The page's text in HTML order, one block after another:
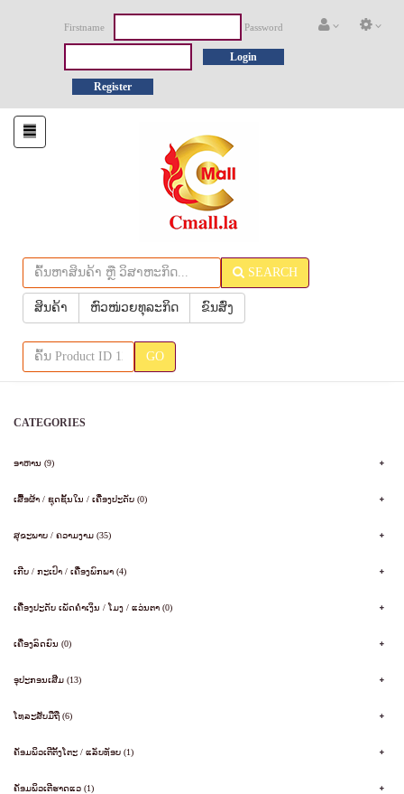
Firstname Password
Login
Register
Toggle
navigation
SEARCH
ສິນຄ້າ ຫົວໜ່ວຍທຸລະກິດ ຂົນສົ່ງ
GO
CATEGORIES
ອາຫານ (9)
ເສື້ອຜ້າ / ຊຸດຊັ້ນໃນ / ເຄື່ອງປະດັບ (0)
ສຸຂະພາບ / ຄວາມງາມ (35)
ເກີບ / ກະເປົາ / ເຄື່ອງພົກພາ (4)
ເຄື່ອງປະດັບ ເພັດຄໍາເງິນ / ໂມງ / ແວ່ນຕາ (0)
ເຄື່ອງລົດຍົນ (0)
ອຸປະກອນເສີມ (13)
ໂທລະສັບມືຖື (6)
ຄັອມພິວເຕີຕັ້ງໂຕະ / ແລັບທັອບ (1)
ຄັອມພິວເຕີຮາດແວ (1)